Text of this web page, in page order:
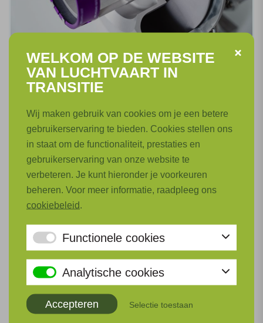
Thermische en Pneumatische Systemen
(TePS)
met lage emissie zijn nieuwe koelsystemen en
turbocompressoren nodig.
Lees meer
WELKOM OP DE WEBSITE
VAN LUCHTVAART IN
TRANSITIE
Wij maken gebruik van cookies om je een betere
gebruikerservaring te bieden. Cookies stellen ons
in staat om de functionaliteit, prestaties en
gebruikerservaring van onze website te
verbeteren. Je kunt hieronder je voorkeuren
beheren. Voor meer informatie, raadpleeg ons
cookiebeleid.
Functionele cookies
Analytische cookies
Accepteren Selectie toestaan